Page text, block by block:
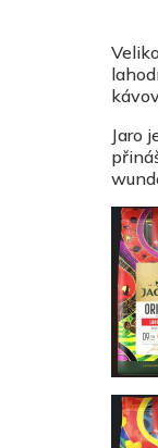
Jaro